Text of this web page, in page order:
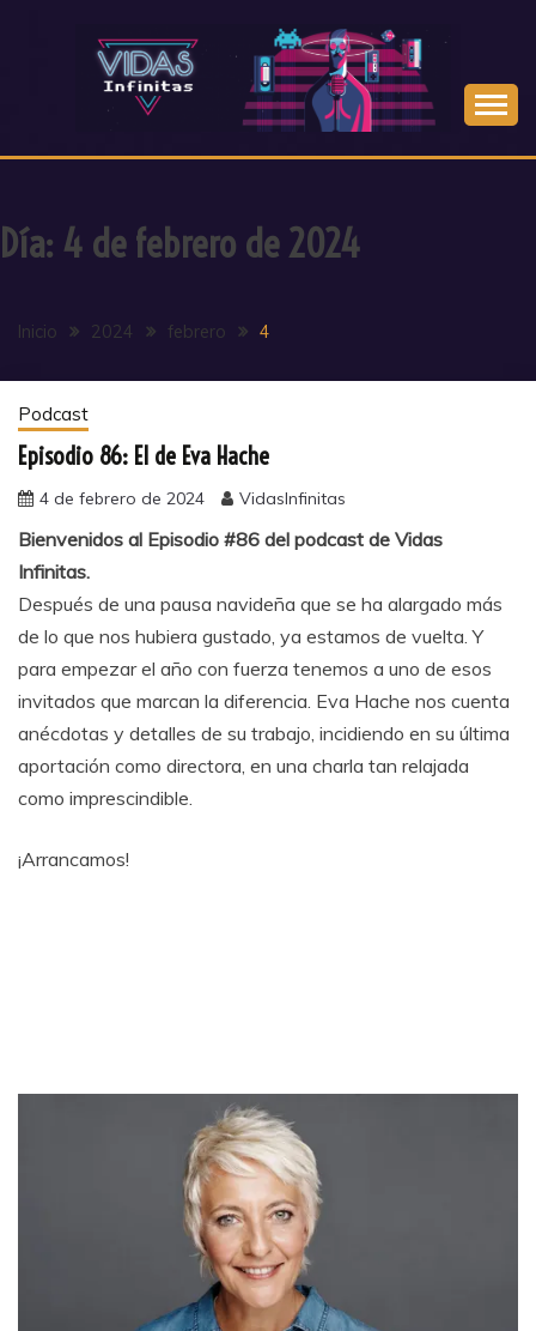
Día: 4 de febrero de 2024
Inicio 2024 febrero 4
Podcast
Episodio 86: El de Eva Hache
4 de febrero de 2024 VidasInfinitas
Bienvenidos al Episodio #86 del podcast de Vidas
Infinitas.
Después de una pausa navideña que se ha alargado más
de lo que nos hubiera gustado, ya estamos de vuelta. Y
para empezar el año con fuerza tenemos a uno de esos
invitados que marcan la diferencia. Eva Hache nos cuenta
anécdotas y detalles de su trabajo, incidiendo en su última
aportación como directora, en una charla tan relajada
como imprescindible.
¡Arrancamos!